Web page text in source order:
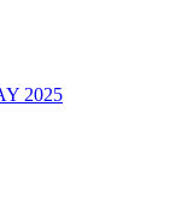
2025